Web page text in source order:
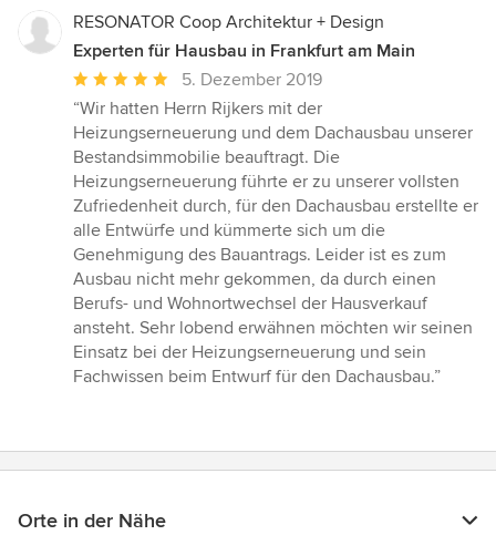
RESONATOR Coop Architektur + Design
Experten für Hausbau in Frankfurt am Main
Durchschnittliche
Bewertung:
5
von
5
Sternen
5. Dezember 2019
“Wir hatten Herrn Rijkers mit der
Heizungserneuerung und dem Dachausbau unserer
Bestandsimmobilie beauftragt. Die
Heizungserneuerung führte er zu unserer vollsten
Zufriedenheit durch, für den Dachausbau erstellte er
alle Entwürfe und kümmerte sich um die
Genehmigung des Bauantrags. Leider ist es zum
Ausbau nicht mehr gekommen, da durch einen
Berufs- und Wohnortwechsel der Hausverkauf
ansteht. Sehr lobend erwähnen möchten wir seinen
Einsatz bei der Heizungserneuerung und sein
Fachwissen beim Entwurf für den Dachausbau.”
Orte in der Nähe